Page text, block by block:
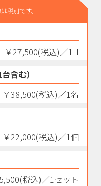
税別です。
￥27,500(税込)／1H
含む）
￥38,500(税込)／1名
￥22,000(税込)／1個
税込)／1セット